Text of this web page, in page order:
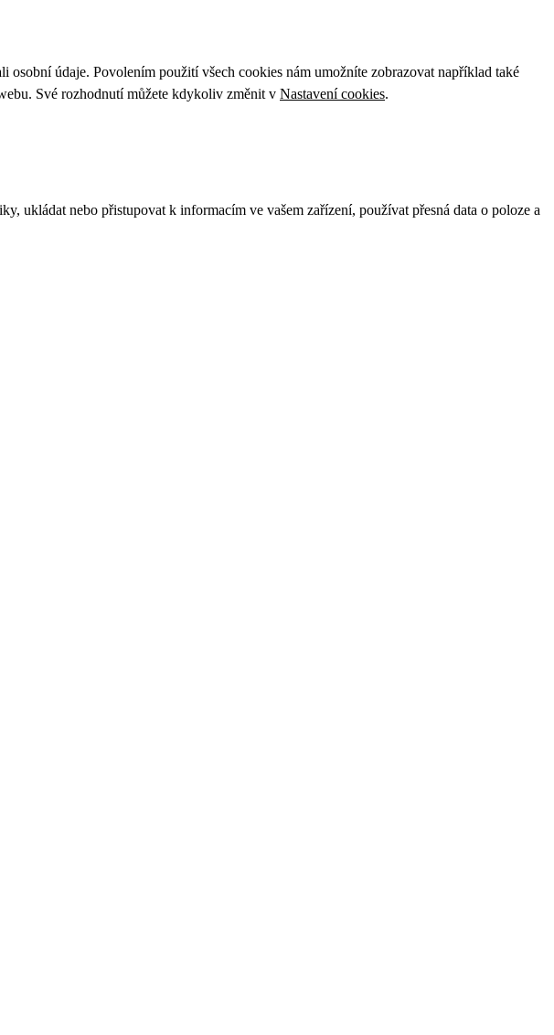
údaje. Povolením použití všech cookies nám umožníte zobrazovat například také
Své rozhodnutí můžete kdykoliv změnit v Nastavení cookies.
ukládat nebo přistupovat k informacím ve vašem zařízení, používat přesná data o poloze a